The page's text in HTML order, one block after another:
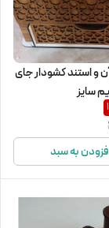
و استند کشودار جای
سایز
به سبد